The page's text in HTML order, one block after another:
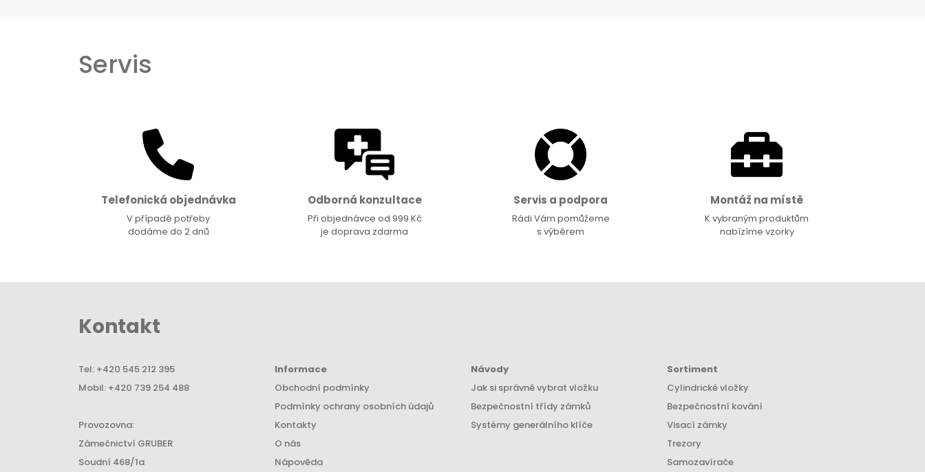
Servis
Telefonická objednávka
V případě potřeby
dodáme do 2 dnů
Odborná konzultace
Při objednávce od 999 Kč
je doprava zdarma
Servis a podpora
Rádi Vám pomůžeme
s výběrem
Montáž na místě
K vybraným produktům
nabízíme vzorky
Kontakt
Tel: +420 545 212 395
Mobil: +420 739 254 488
Provozovna:
Zámečnictví GRUBER
Soudní 468/1a
Informace
Obchodní podmínky
Podmínky ochrany osobních údajů
Kontakty
O nás
Nápověda
Návody
Jak si správně vybrat vložku
Bezpečnostní třídy zámků
Systémy generálního klíče
Sortiment
Cylindrické vložky
Bezpečnostní kování
Visací zámky
Trezory
Samozavírače